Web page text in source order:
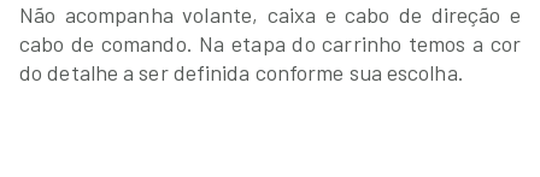
Não acompanha volante, caixa e cabo de direção e
cabo de comando. Na etapa do carrinho temos a cor
do detalhe a ser definida conforme sua escolha.